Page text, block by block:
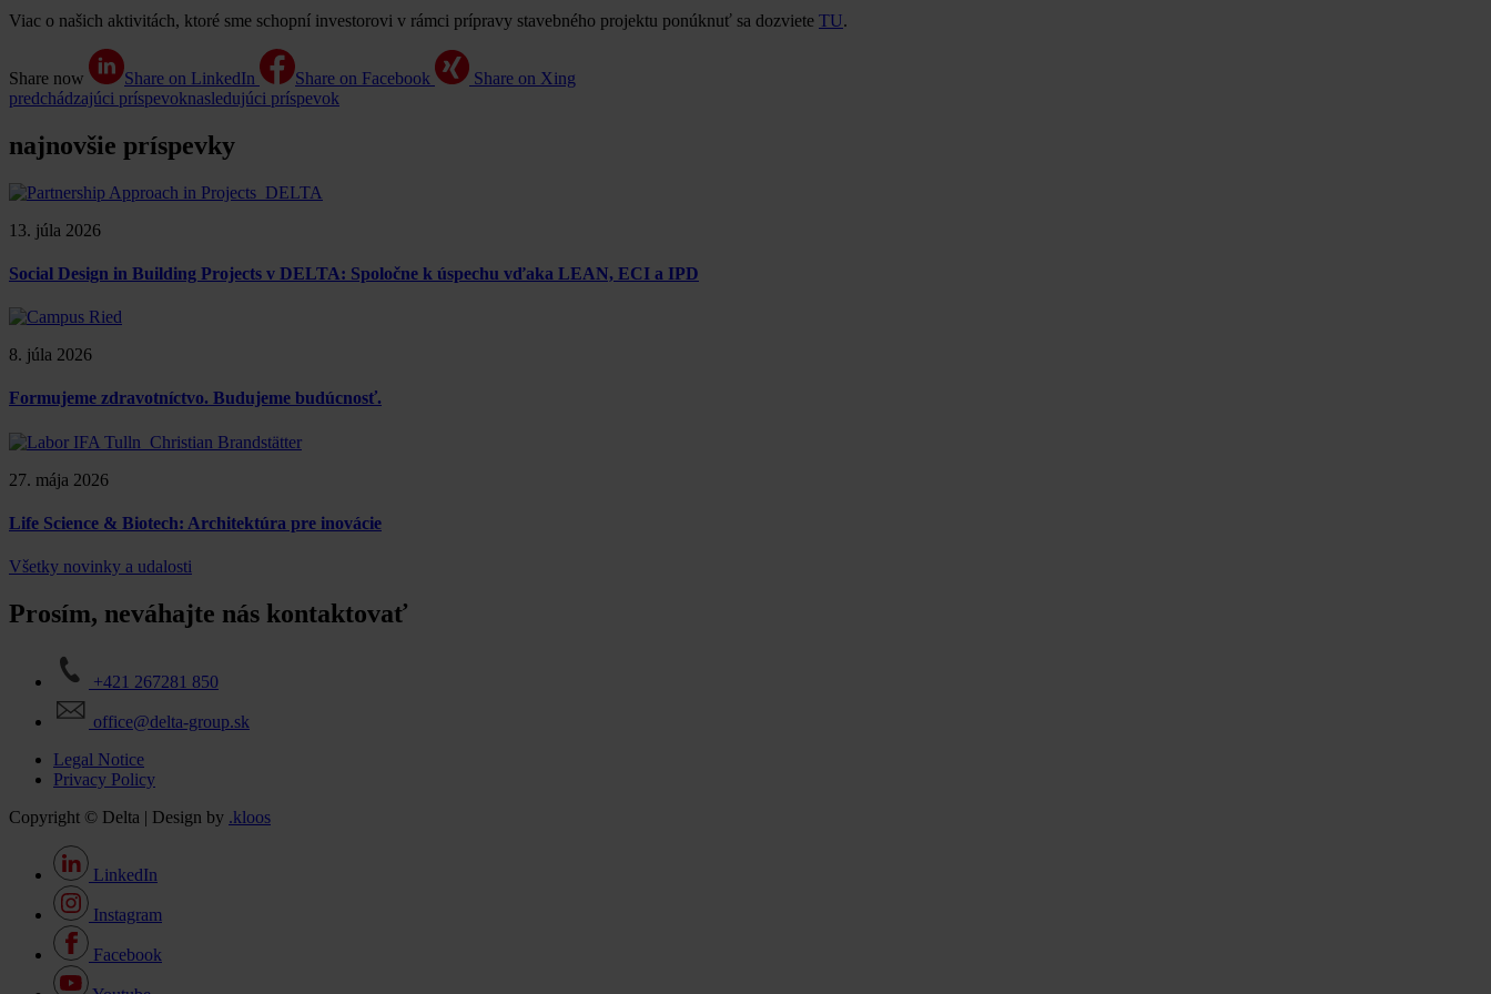
Viac o našich aktivitách, ktoré sme schopní investorovi v rámci prípravy stavebného projektu ponúknuť sa dozviete TU.
Share now Share on LinkedIn Share on Facebook
Share on Xing
predchádzajúci príspevoknasledujúci príspevok
najnovšie príspevky
13. júla 2026
Social Design in Building Projects v DELTA: Spoločne k úspechu vďaka LEAN, ECI a IPD
8. júla 2026
Formujeme zdravotníctvo. Budujeme budúcnosť.
27. mája 2026
Life Science & Biotech: Architektúra pre inovácie
Všetky novinky a udalosti
Prosím, neváhajte nás kontaktovať
+421 267281 850
office@delta-group.sk
Legal Notice
Privacy Policy
Copyright © Delta | Design by .kloos
LinkedIn
Instagram
Facebook